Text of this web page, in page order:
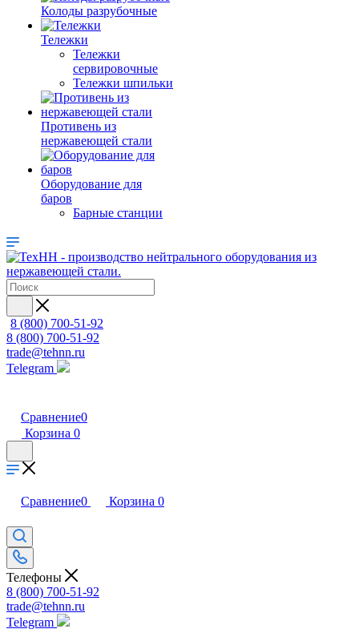
Колоды разрубочные
Тележки
Тележки
сервировочные
Тележки шпильки
Противень из
нержавеющей стали
Оборудование для
баров
Барные станции
8 (800) 700-51-92
8 (800) 700-51-92
trade@tehnn.ru
Telegram
Сравнение0
Корзина 0
Сравнение0 Корзина 0
Телефоны
8 (800) 700-51-92
trade@tehnn.ru
Telegram